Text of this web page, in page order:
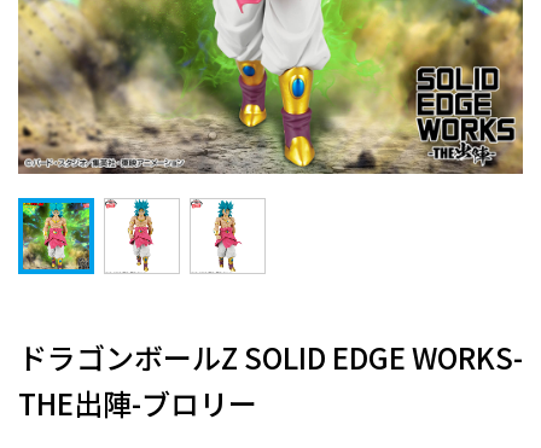
ドラゴンボールZ SOLID EDGE WORKS-
THE出陣-ブロリー